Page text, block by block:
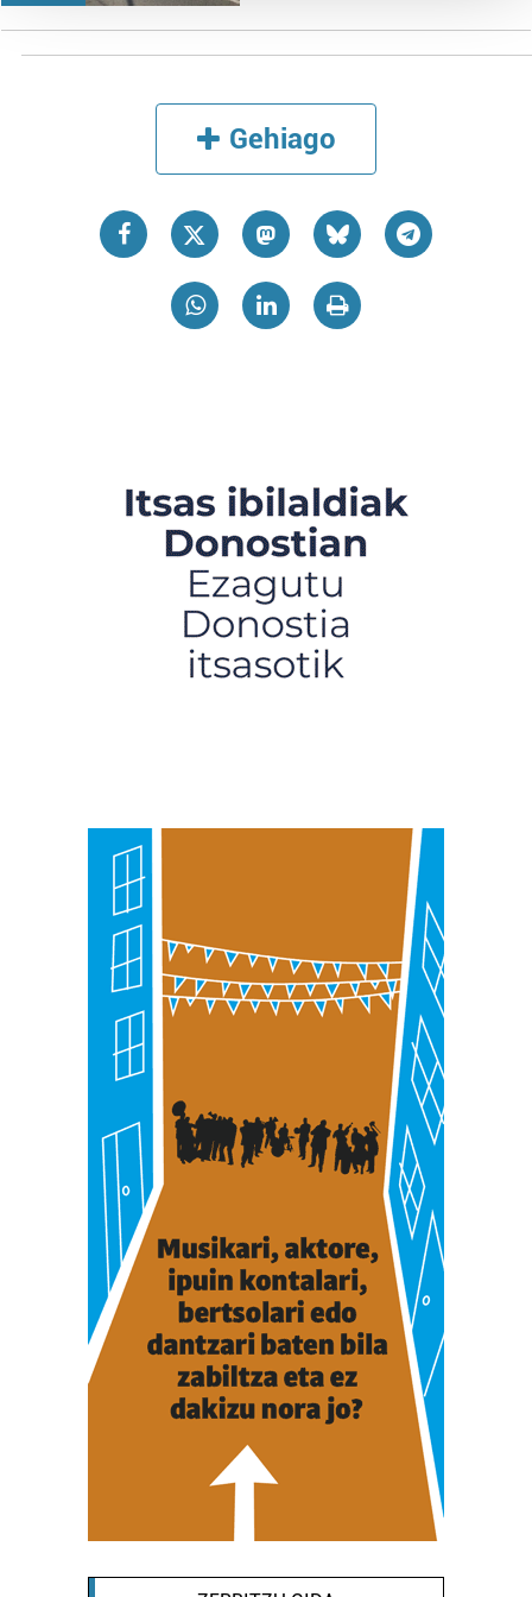
Guk eta gure bazkideek zure datu pertsonalak
prozesatzen ditugu, zure IP zenbakia, besteak beste,
neurtzeko, jendeari buruzko informazioa biltzeko eta
produktuak garatzeko. Zure datuak nork eta zertarako
Bazkide batzuek ez dizute baimenik eskatzen, eta beren
interes komertzial legitimoetan babesten dira. Ikusi gure
bazkideen zerrenda, beren ustez zein helburutarako
datuen atalean. Edozein unetan alda edo ken dezakezu
zure baimena Cookieen adierazpenean.
Webgune honek cookie propioak eta hirugarrenen cookie-
fitxategiak erabiltzen ditu. Zure esperientzia eta
zerbitzuak hobetzeko asmoz, cookie teknologiaz
baliatzen gara. Ohar hau onartuz gero, teknologia hori
Gehiago